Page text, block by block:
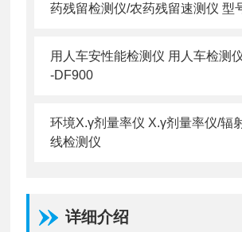
药残留检测仪/农药残留速测仪 型号：GFY-N
用人车安性能检测仪 用人车检测仪 型号：HA
-DF900
环境X.γ剂量率仪 X.γ剂量率仪/辐
线检测仪
详细介绍